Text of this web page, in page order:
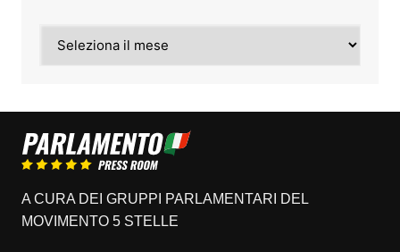
A CURA DEI GRUPPI PARLAMENTARI DEL
MOVIMENTO 5 STELLE